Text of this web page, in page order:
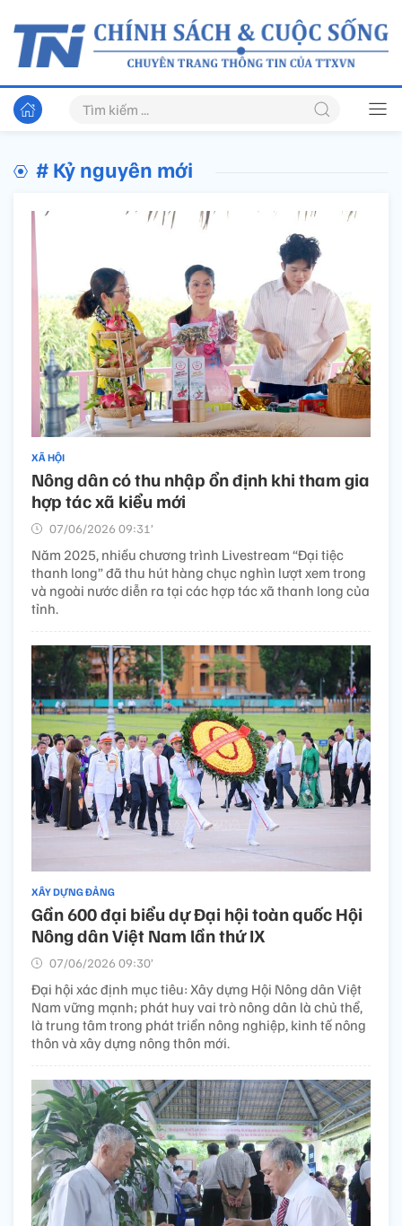
# Kỷ nguyên mới
XÃ HỘI
Nông dân có thu nhập ổn định khi tham gia
hợp tác xã kiểu mới
07/06/2026 09:31’
Năm 2025, nhiều chương trình Livestream “Đại tiệc
thanh long” đã thu hút hàng chục nghìn lượt xem trong
và ngoài nước diễn ra tại các hợp tác xã thanh long của
tỉnh.
XÂY DỰNG ĐẢNG
Gần 600 đại biểu dự Đại hội toàn quốc Hội
Nông dân Việt Nam lần thứ IX
07/06/2026 09:30’
Đại hội xác định mục tiêu: Xây dựng Hội Nông dân Việt
Nam vững mạnh; phát huy vai trò nông dân là chủ thể,
là trung tâm trong phát triển nông nghiệp, kinh tế nông
thôn và xây dựng nông thôn mới.